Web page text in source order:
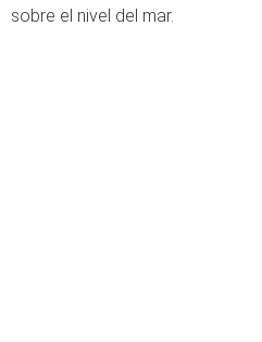
sobre el nivel del mar.